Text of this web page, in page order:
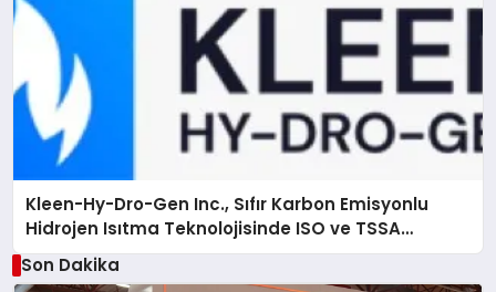
Kleen-Hy-Dro-Gen Inc., Sıfır Karbon Emisyonlu
Hidrojen Isıtma Teknolojisinde ISO ve TSSA
Düzenleyici Onaylarını Aldı
Son Dakika